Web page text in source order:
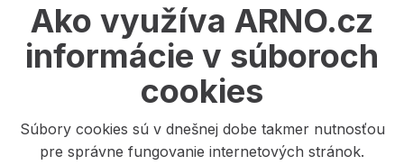
Ako využíva ARNO.cz
informácie v súboroch
cookies
​Súbory cookies sú v dnešnej dobe takmer nutnosťou
pre správne fungovanie internetových stránok.